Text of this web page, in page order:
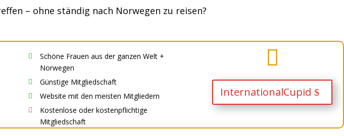
– ohne ständig nach Norwegen zu reisen?

Schöne Frauen aus der ganzen Welt +
Norwegen
 Günstige Mitgliedschaft
 Website mit den meisten Mitgliedern

Kostenlose oder kostenpflichtige
Mitgliedschaft

InternationalCupid